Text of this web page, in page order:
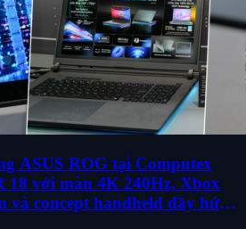
ASUS ROG tại Computex
18 với màn 4K 240Hz, Xbox
và concept handheld đầy hứa